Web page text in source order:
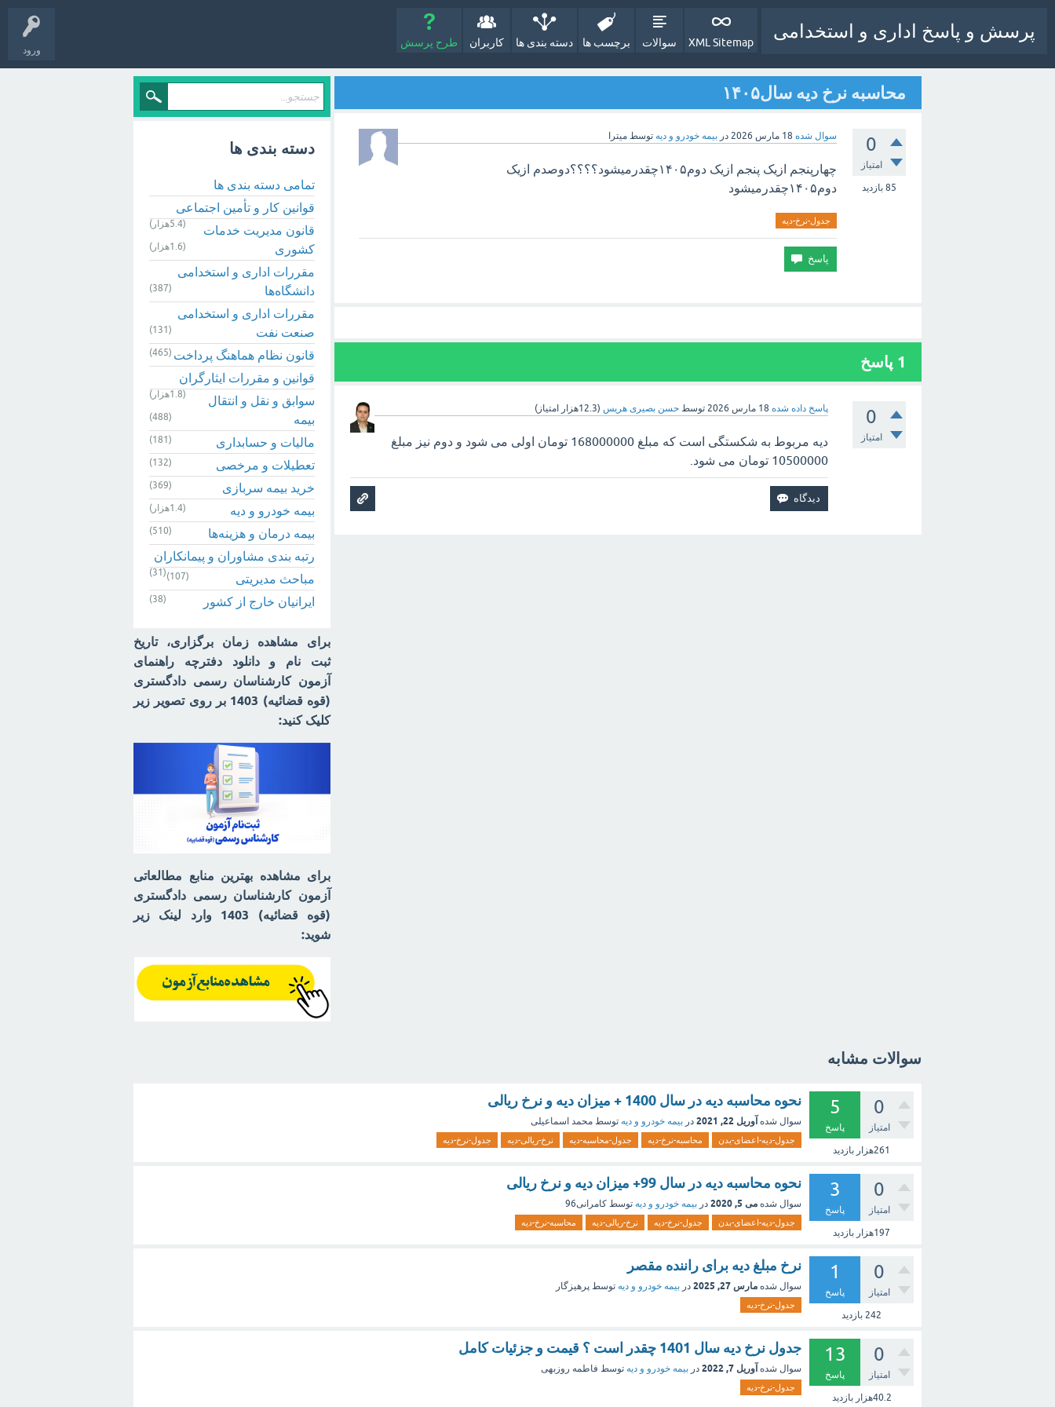
ورود
پرسش و پاسخ اداری و استخدامی
XML Sitemap سوالات برچسب ها دسته بندی ها کاربران طرح پرسش
محاسبه نرخ دیه سال۱۴۰۵
0
امتیاز
85 بازدید
سوال شده 18 مارس 2026 در بیمه خودرو و دیه توسط میترا
چهارپنجم ازیک پنجم ازیک دوم۱۴۰۵چقدرمیشود؟؟؟؟دوصدم ازیک
دوم۱۴۰۵چقدرمیشود
جدول-نرخ-دیه
1 پاسخ
0
امتیاز
پاسخ داده شده 18 مارس 2026 توسطحسن بصیری هریس (12.3هزار امتیاز)
دیه مربوط به شکستگی است که مبلغ 168000000 تومان اولی می شود و دوم نیز مبلغ
10500000 تومان می شود.
دسته بندی ها
تمامی دسته بندی ها
قوانین کار و تأمین اجتماعی
(5.4هزار)
قانون مدیریت خدمات
کشوری
(1.6هزار)
مقررات اداری و استخدامی
دانشگاه‌ها
(387)
مقررات اداری و استخدامی
صنعت نفت
(131)
قانون نظام هماهنگ پرداخت (465)
قوانین و مقررات ایثارگران
(1.8هزار)
سوابق و نقل و انتقال
بیمه‌
(488)
مالیات و حسابداری (181)
تعطیلات و مرخصی (132)
خرید بیمه سربازی (369)
بیمه خودرو و دیه (1.4هزار)
بیمه درمان و هزینه‌ها (510)
رتبه بندی مشاوران و پیمانکاران
(31) مباحث مدیریتی (107)
ایرانیان خارج از کشور (38)
برای مشاهده زمان برگزاری، تاریخ
ثبت نام و دانلود دفترچه راهنمای
آزمون کارشناسان رسمی دادگستری
(قوه قضائیه) 1403 بر روی تصویر زیر
کلیک کنید:
برای مشاهده بهترین منابع مطالعاتی
آزمون کارشناسان رسمی دادگستری
(قوه قضائیه) 1403 وارد لینک زیر
شوید:
سوالات مشابه
0
امتیاز
5
پاسخ
261هزار بازدید
نحوه محاسبه دیه در سال 1400 + میزان دیه و نرخ ریالی
سوال شده آوریل 22, 2021 در بیمه خودرو و دیه توسط محمد اسماعیلی
جدول-دیه-اعضای-بدن محاسبه-نرخ-دیه جدول-محاسبه-دیه نرخ-ریالی-دیه جدول-نرخ-دیه
0
امتیاز
3
پاسخ
197هزار بازدید
نحوه محاسبه دیه در سال 99+ میزان دیه و نرخ ریالی
سوال شده می 5, 2020 در بیمه خودرو و دیه توسط کامرانی96
جدول-دیه-اعضای-بدن جدول-نرخ-دیه نرخ-ریالی-دیه محاسبه-نرخ-دیه
0
امتیاز
1
پاسخ
242 بازدید
نرخ مبلغ دیه برای راننده مقصر
سوال شده مارس 27, 2025 در بیمه خودرو و دیه توسط پرهیزگار
جدول-نرخ-دیه
0
امتیاز
13
پاسخ
40.2هزار بازدید
جدول نرخ دیه سال 1401 چقدر است ؟ قیمت و جزئیات کامل
سوال شده آوریل 7, 2022 در بیمه خودرو و دیه توسط فاطمه روزبهی
جدول-نرخ-دیه